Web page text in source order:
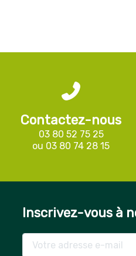
Contactez-nous
03 80 52 75 25
ou 03 80 74 28 15
Inscrivez-vous à